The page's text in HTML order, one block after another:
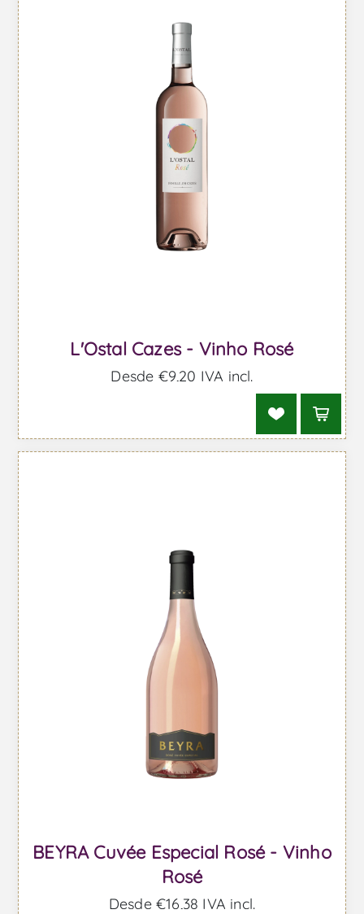
L'Ostal Cazes - Vinho Rosé
Desde €9,20 IVA incl.
BEYRA Cuvée Especial Rosé - Vinho
Rosé
Desde €16,38 IVA incl.